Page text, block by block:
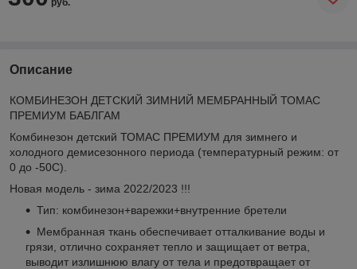
Описание
КОМБИНЕЗОН ДЕТСКИЙ ЗИМНИЙ МЕМБРАННЫЙ ТОМАС
ПРЕМИУМ БАБЛГАМ
Комбинезон детский ТОМАС ПРЕМИУМ для зимнего и
холодного демисезонного периода (температурный режим: от
0 до -50C).
Новая модель - зима 2022/2023 !!!
Тип: комбинезон+варежки+внутренние бретели
Мембранная ткань обеспечивает отталкивание воды и
грязи, отлично сохраняет тепло и защищает от ветра,
выводит излишнюю влагу от тела и предотвращает от